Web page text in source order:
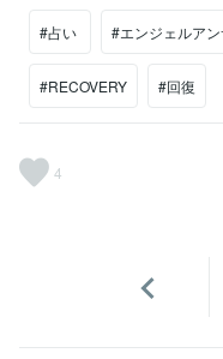
#占い #エンジェルア
#RECOVERY #回復
4